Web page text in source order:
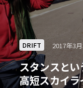
DRIFT 2017年3
スタンスと
高短スカイ